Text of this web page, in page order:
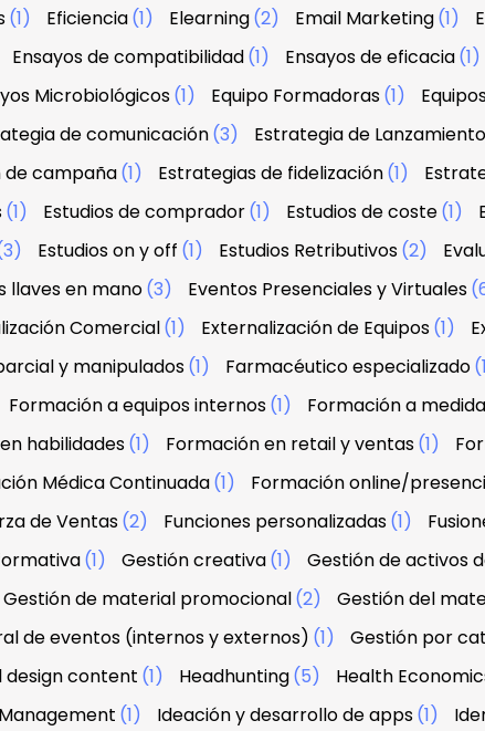
(1) Eficiencia(1) Elearning(2) Email Marketing(1)
Ensayos de compatibilidad(1) Ensayos de eficacia(1)
Microbiológicos(1) Equipo Formadoras(1)
de comunicación(3) Estrategia de Lanzamiento
de campaña(1) Estrategias de fidelización(1)
(1) Estudios de comprador(1) Estudios de coste(1)
Estudios on y off (1) Estudios Retributivos(2)
llaves en mano(3) Eventos Presenciales y Virtuales
Comercial(1) Externalización de Equipos(1)
y manipulados(1) Farmacéutico especializado
Formación a equipos internos(1) Formación a medida
habilidades(1) Formación en retail y ventas(1)
Médica Continuada(1) Formación online/
de Ventas(2) Funciones personalizadas(1)
(1) Gestión creativa(1) Gestión de activos
Gestión de material promocional(2) Gestión del
de eventos (internos y externos) (1) Gestión por
design content (1) Headhunting(5) Health
Management (1) Ideación y desarrollo de apps(1)